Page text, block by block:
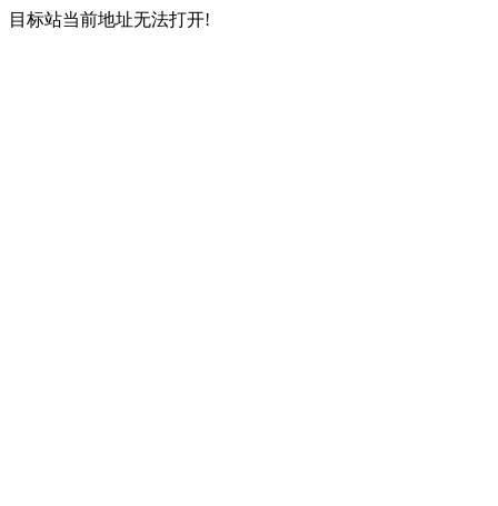
目标站当前地址无法打开!